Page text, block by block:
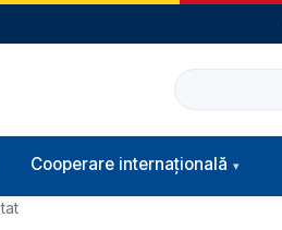
Caută
Cooperare internațională